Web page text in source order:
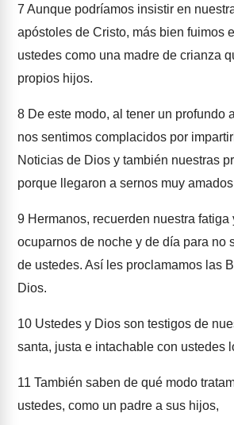
7 Aunque podríamos insistir en
apóstoles de Cristo, más bien fuimos
ustedes como una madre de crianza
propios hijos.
8 De este modo, al tener un profundo
nos sentimos complacidos por
Noticias de Dios y también nuestras
porque llegaron a sernos muy
9 Hermanos, recuerden nuestra fatiga
ocuparnos de noche y de día para no
de ustedes. Así les proclamamos las
Dios.
10 Ustedes y Dios son testigos de
santa, justa e intachable con ustedes
11 También saben de qué modo
ustedes, como un padre a sus hijos,